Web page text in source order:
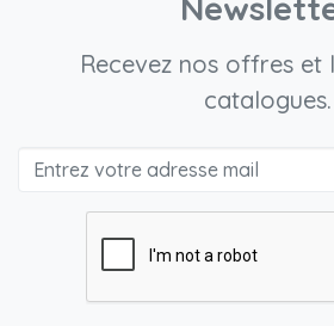
Recevez nos offres et
catalogues.